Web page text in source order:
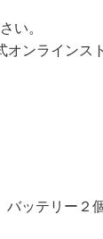
い。
ンラインス
バッテリー２